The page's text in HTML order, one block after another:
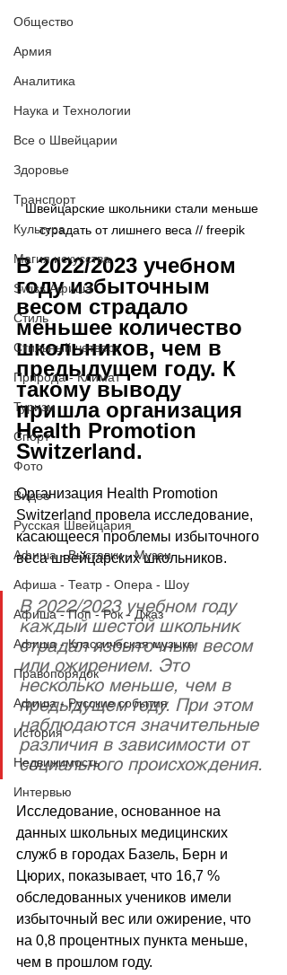
Общество
Армия
Аналитика
Наука и Технологии
Все о Швейцарии
Здоровье
Транспорт
Культура
Магия искусства
Swiss Афиша
Стиль
Стильный четверг
Природа - Климат
Туризм
Спорт
Фото
Видео
Русская Швейцария
Афиша - Выставки - Музеи
Афиша - Театр - Опера - Шоу
Афиша - Поп - Рок - Джаз
Афиша - Классическая музыка
Правопорядок
Афиша - Русские события
История
Недвижимость
Интервью
Швейцарские школьники стали меньше
страдать от лишнего веса // freepik
В 2022/2023 учебном
году избыточным
весом страдало
меньшее количество
школьников, чем в
предыдущем году. К
такому выводу
пришла организация
Health Promotion
Switzerland.
Организация Health Promotion
Switzerland провела исследование,
касающееся проблемы избыточного
веса швейцарских школьников.
В 2022/2023 учебном году
каждый шестой школьник
страдал избыточным весом
или ожирением. Это
несколько меньше, чем в
предыдущем году. При этом
наблюдаются значительные
различия в зависимости от
социального происхождения.
Исследование, основанное на
данных школьных медицинских
служб в городах Базель, Берн и
Цюрих, показывает, что 16,7 %
обследованных учеников имели
избыточный вес или ожирение, что
на 0,8 процентных пункта меньше,
чем в прошлом году.